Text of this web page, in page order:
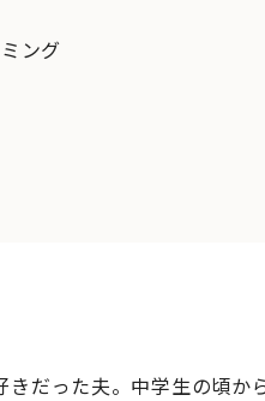
ング
だった夫。中学生の頃